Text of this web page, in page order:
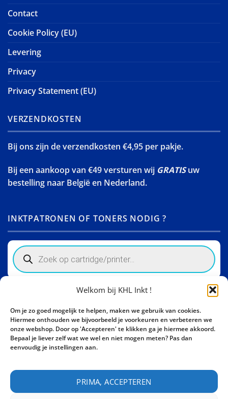
Welkom bij KHL Inkt !
Om je zo goed mogelijk te helpen, maken we gebruik van cookies.
Hiermee onthouden we bijvoorbeeld je voorkeuren en verbeteren we
onze webshop. Door op 'Accepteren' te klikken ga je hiermee akkoord.
Bepaal je liever zelf wat we wel en niet mogen meten? Pas dan
eenvoudig je instellingen aan.
PRIMA, ACCEPTEREN
Contact
Cookie Policy (EU)
Levering
Privacy
Privacy Statement (EU)
VERZENDKOSTEN
Bij ons zijn de verzendkosten €4,95 per pakje.
Bij een aankoop van €49 versturen wij GRATISuw
bestelling naar België en Nederland.
INKTPATRONEN OF TONERS NODIG ?
Products
search
Activity Invest BV - KHL, Kempische Steenweg 274
3500 Hasselt - België BE0862447190
Bel ons nu:+32 11 261499